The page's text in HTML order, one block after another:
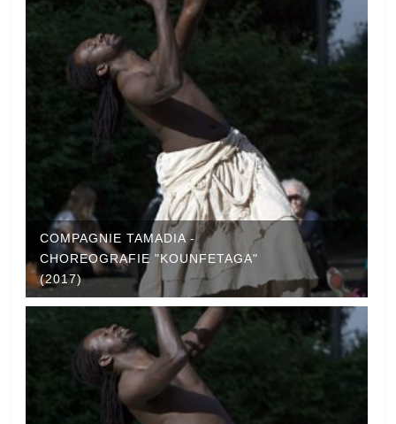
COMPAGNIE TAMADIA -
CHOREOGRAFIE "KOUNFETAGA"
(2017)